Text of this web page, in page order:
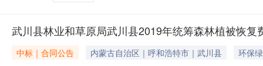
武川县林业和草原局武川县2019年统筹森林植被恢
中标｜合同公告 内蒙古自治区｜呼和浩特市｜武川县
环保